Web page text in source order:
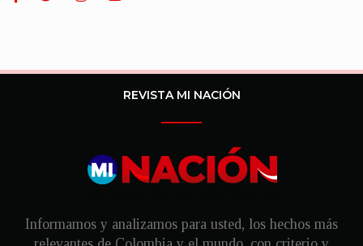
REVISTA MI NACIÓN
Informamos y analizamos para usted, los hechos más